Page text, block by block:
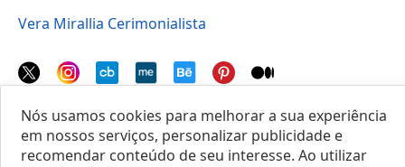
Vera Mirallia Cerimonialista
© 2025 Locais do Brasil
Nós usamos cookies para melhorar a sua experiência
em nossos serviços, personalizar publicidade e
recomendar conteúdo de seu interesse. Ao utilizar